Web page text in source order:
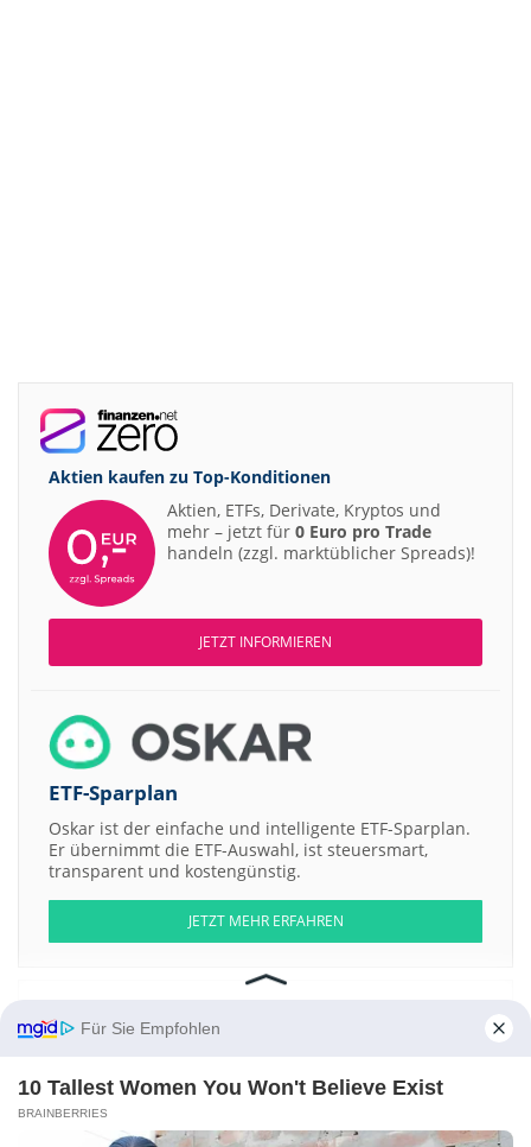
Aktien kaufen zu Top-Konditionen
Aktien, ETFs, Derivate, Kryptos und
mehr – jetzt für 0 Euro pro Trade
handeln (zzgl. marktüblicher Spreads)!
JETZT INFORMIEREN
ETF-Sparplan
Oskar ist der einfache und intelligente ETF-Sparplan.
Er übernimmt die ETF-Auswahl, ist steuersmart,
transparent und kostengünstig.
JETZT MEHR ERFAHREN
S&P 500
Weitere Aktien:
Für Sie Empfohlen
10 Tallest Women You Won't Believe Exist
BRAINBERRIES